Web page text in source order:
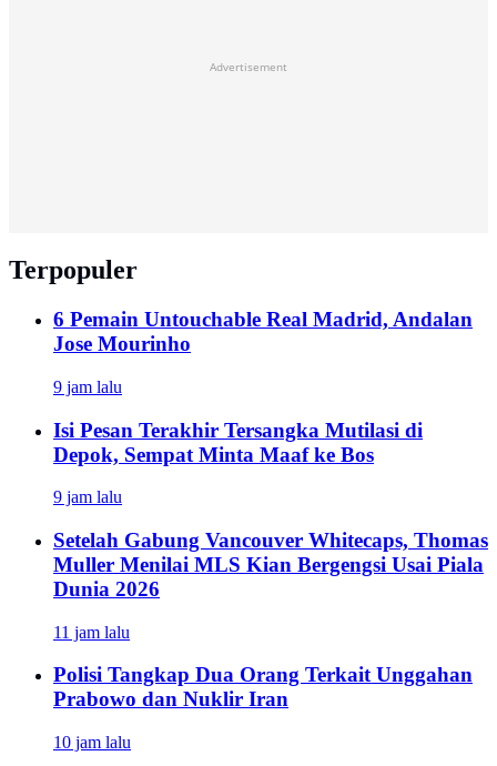
Advertisement
Terpopuler
6 Pemain Untouchable Real Madrid, Andalan
Jose Mourinho
9 jam lalu
Isi Pesan Terakhir Tersangka Mutilasi di
Depok, Sempat Minta Maaf ke Bos
9 jam lalu
Setelah Gabung Vancouver Whitecaps, Thomas
Muller Menilai MLS Kian Bergengsi Usai Piala
Dunia 2026
11 jam lalu
Polisi Tangkap Dua Orang Terkait Unggahan
Prabowo dan Nuklir Iran
10 jam lalu